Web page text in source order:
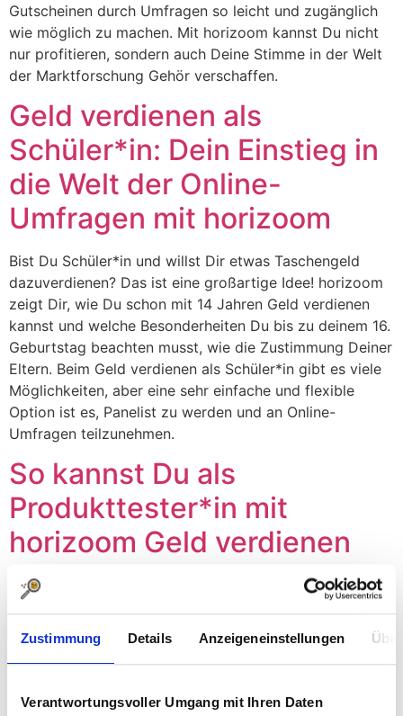
Zustimmung Details Anzeigeneinstellungen
Verantwortungsvoller Umgang mit Ihren Daten
Gutscheinen durch Umfragen so leicht und zugänglich
wie möglich zu machen. Mit horizoom kannst Du nicht
nur profitieren, sondern auch Deine Stimme in der Welt
der Marktforschung Gehör verschaffen.
Geld verdienen als
Schüler*in: Dein Einstieg in
die Welt der Online-
Umfragen mit horizoom
Bist Du Schüler*in und willst Dir etwas Taschengeld
dazuverdienen? Das ist eine großartige Idee! horizoom
zeigt Dir, wie Du schon mit 14 Jahren Geld verdienen
kannst und welche Besonderheiten Du bis zu deinem 16.
Geburtstag beachten musst, wie die Zustimmung Deiner
Eltern. Beim Geld verdienen als Schüler*in gibt es viele
Möglichkeiten, aber eine sehr einfache und flexible
Option ist es, Panelist zu werden und an Online-
Umfragen teilzunehmen.
So kannst Du als
Produkttester*in mit
horizoom Geld verdienen
Du möchtest als Produkttester Geld verdienen? In einer
sich spannende Möglichkeiten in der Marktforschung.
spannende Produkte vor allen anderen kennenzulernen.